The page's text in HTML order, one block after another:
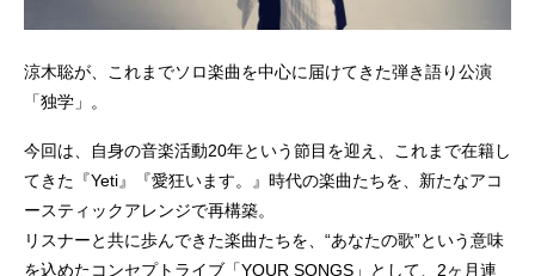
涼木聡が、これまでソロ楽曲を中心に届けてきた弾き語り公演
「独学」。
今回は、自身の音楽活動20年という節目を迎え、これまで在籍し
てきた『Yeti』『愛狂います。』時代の楽曲たちを、新たなアコ
ースティックアレンジで再構築。
リスナーと共に歩んできた楽曲たちを、“あなたの歌”という意味
を込めたコンセプトライブ「YOUR SONGS」として、2ヶ月連